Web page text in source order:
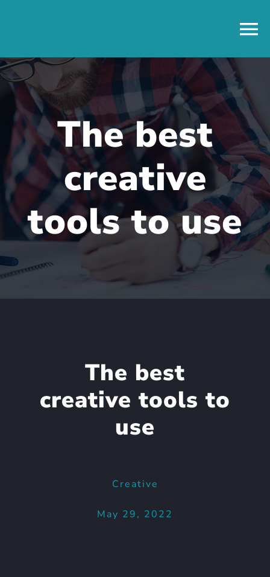
The best
creative
tools to use
The best
creative tools to
use
Creative
May 29, 2022